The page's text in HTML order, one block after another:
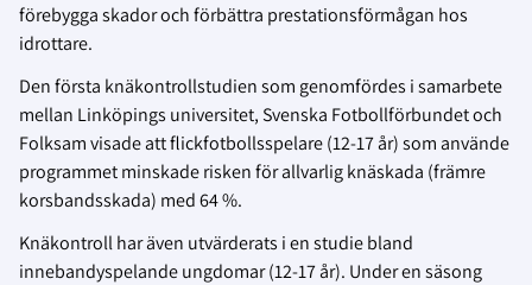
förebygga skador och förbättra prestationsförmågan hos
idrottare.
Den första knäkontrollstudien som genomfördes i samarbete
mellan Linköpings universitet, Svenska Fotbollförbundet och
Folksam visade att flickfotbollsspelare (12-17 år) som använde
programmet minskade risken för allvarlig knäskada (främre
korsbandsskada) med 64 %.
Knäkontroll har även utvärderats i en studie bland
innebandyspelande ungdomar (12-17 år). Under en säsong